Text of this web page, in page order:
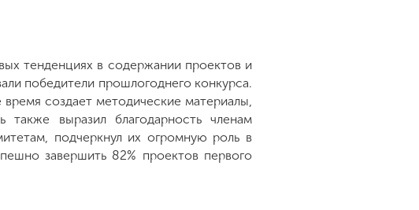
тенденциях в содержании проектов и
победители прошлогоднего конкурса.
создает методические материалы,
выразил благодарность членам
подчеркнул их огромную роль в
завершить 82% проектов первого